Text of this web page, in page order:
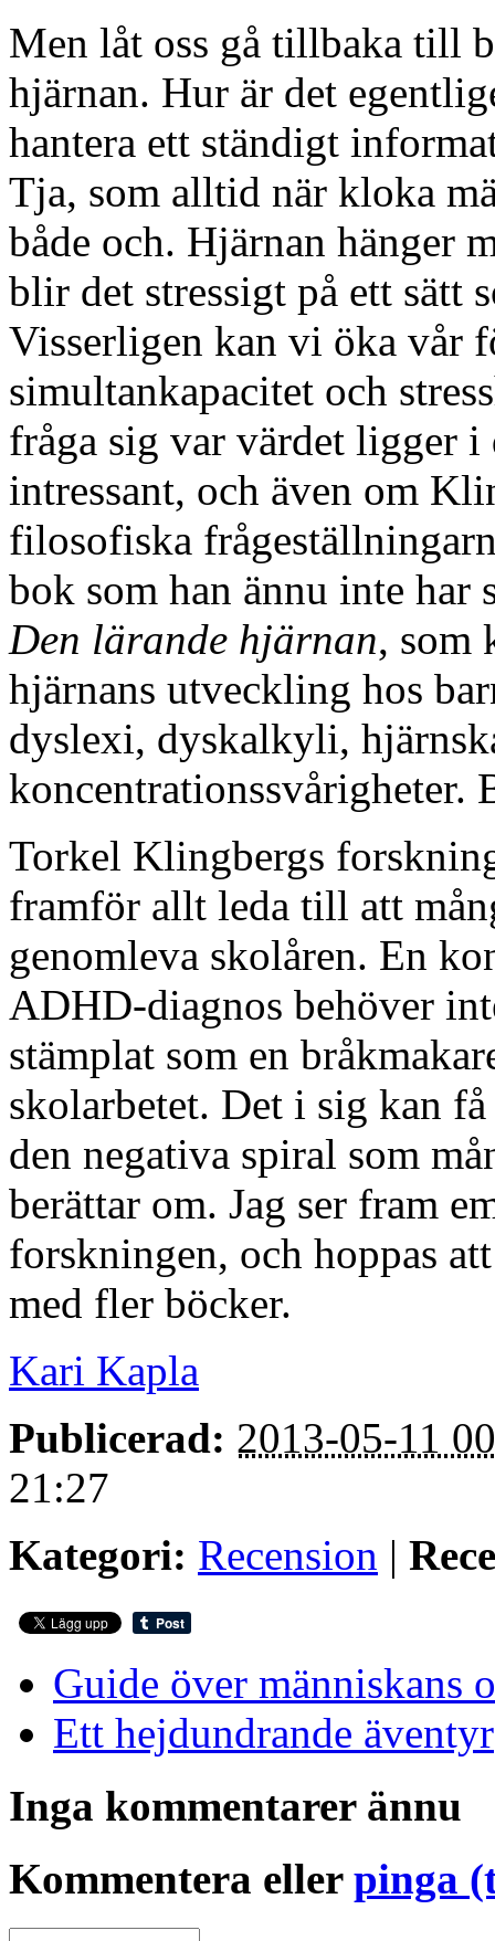
Men låt oss gå tillbaka till
hjärnan. Hur är det
hantera ett ständigt
Tja, som alltid när kloka
både och. Hjärnan hänger
blir det stressigt på ett sätt
Visserligen kan vi öka vår
simultankapacitet och
fråga sig var värdet ligger i
intressant, och även om
filosofiska
bok som han ännu inte
Den lärande hjärnan, som
hjärnans utveckling hos
dyslexi, dyskalkyli,
koncentrationssvårigheter.
Torkel Klingbergs
framför allt leda till att
genomleva skolåren. En
ADHD-diagnos behöver
stämplat som en
skolarbetet. Det i sig kan
den negativa spiral som
berättar om. Jag ser fram
forskningen, och hoppas
med fler böcker.
Kari Kapla
Publicerad: 2013-05-11
21:27
Kategori: Recension |
Guide över människans
Ett hejdundrande äventyr
Inga kommentarer ännu
Kommentera eller pinga